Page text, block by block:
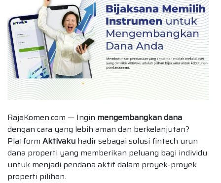
RajaKomen.com — Ingin mengembangkan dana
dengan cara yang lebih aman dan berkelanjutan?
Platform Aktivaku hadir sebagai solusi fintech urun
dana properti yang memberikan peluang bagi individu
untuk menjadi pendana aktif dalam proyek-proyek
properti pilihan.